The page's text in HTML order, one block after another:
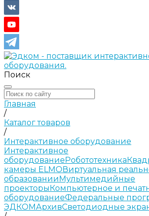
Поиск
Главная
/
Каталог товаров
/
Интерактивное оборудование
Интерактивное
оборудованиеРобототехника
камеры ELMOВиртуальная
образованииМультимедийные
проекторыКомпьютерное и
оборудованиеФедеральные
ЭДКОМАрхивСветодиодные